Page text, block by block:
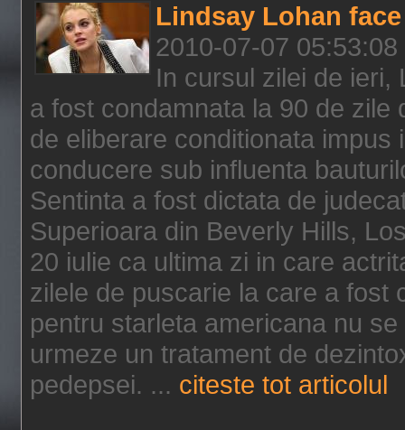
Lindsay Lohan
2010-07-07 05:53:08
In cursul zilei de ieri,
a fost condamnata la 90 de
de eliberare conditionata
conducere sub influenta
Sentinta a fost dictata de
Superioara din Beverly Hills,
20 iulie ca ultima zi in care
zilele de puscarie la care a fost
pentru starleta americana nu
urmeze un tratament de
pedepsei. ... citeste tot articolul